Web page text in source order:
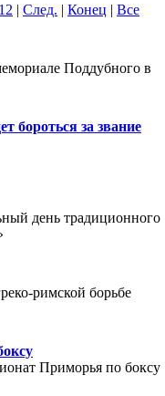
| След. | Конец | Все
Поддубного в
бороться за звание
день традиционного
римской борьбе
Приморья по боксу